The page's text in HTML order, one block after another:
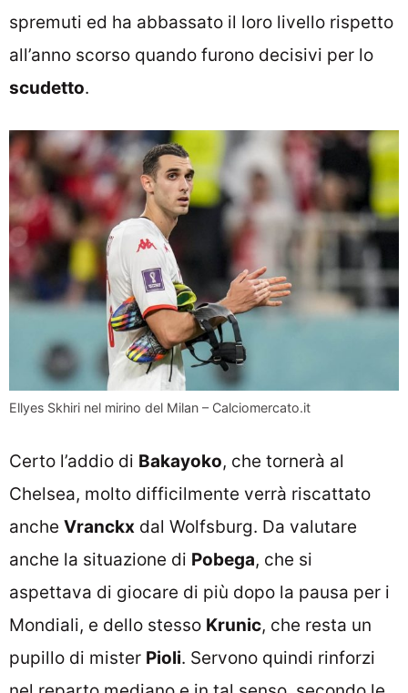
spremuti ed ha abbassato il loro livello rispetto
all’anno scorso quando furono decisivi per lo
scudetto.
Ellyes Skhiri nel mirino del Milan – Calciomercato.it
Certo l’addio di Bakayoko, che tornerà al
Chelsea, molto difficilmente verrà riscattato
anche Vranckx dal Wolfsburg. Da valutare
anche la situazione di Pobega, che si
aspettava di giocare di più dopo la pausa per i
Mondiali, e dello stesso Krunic, che resta un
pupillo di mister Pioli. Servono quindi rinforzi